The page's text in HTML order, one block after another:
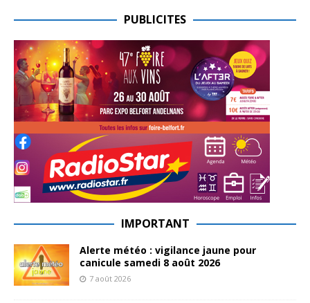
PUBLICITES
IMPORTANT
Alerte météo : vigilance jaune pour
canicule samedi 8 août 2026
7 août 2026